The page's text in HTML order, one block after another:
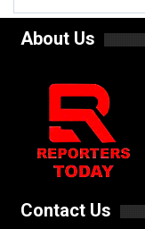
About Us
Contact Us